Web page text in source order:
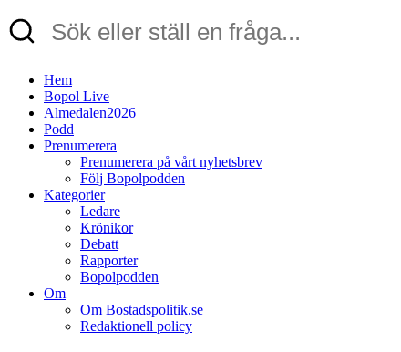
Hem
Bopol Live
Almedalen2026
Podd
Prenumerera
Prenumerera på vårt nyhetsbrev
Följ Bopolpodden
Kategorier
Ledare
Krönikor
Debatt
Rapporter
Bopolpodden
Om
Om Bostadspolitik.se
Redaktionell policy